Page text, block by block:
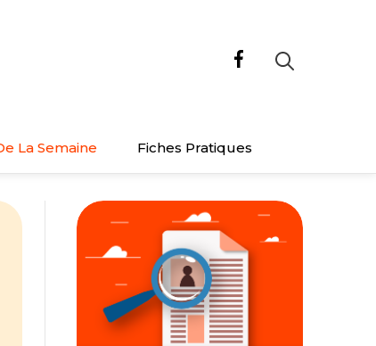
La Semaine Fiches Pratiques